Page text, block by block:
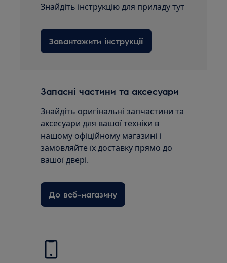
Знайдіть інструкцію для приладу тут
Завантажити інструкції
Запасні частини та аксесуари
Знайдіть оригінальні запчастини та
аксесуари для вашої техніки в
нашому офіційному магазині і
замовляйте їх доставку прямо до
вашої двері.
До веб-магазину